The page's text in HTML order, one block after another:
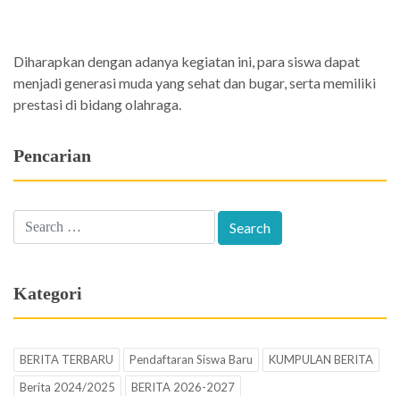
Diharapkan dengan adanya kegiatan ini, para siswa dapat
menjadi generasi muda yang sehat dan bugar, serta memiliki
prestasi di bidang olahraga.
Pencarian
Kategori
BERITA TERBARU Pendaftaran Siswa Baru
KUMPULAN BERITA
Berita 2024/2025
BERITA 2026-2027